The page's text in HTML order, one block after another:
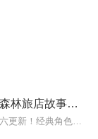
《森林旅店》之森林小超市丨森林旅店故事最新篇